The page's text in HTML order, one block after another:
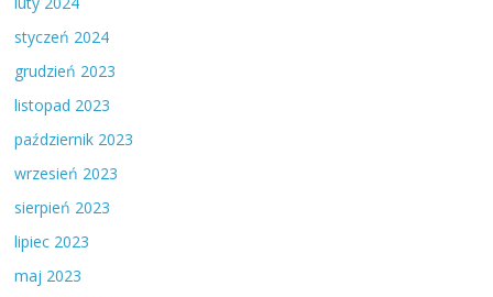
styczeń 2024
grudzień 2023
listopad 2023
październik 2023
wrzesień 2023
sierpień 2023
lipiec 2023
maj 2023